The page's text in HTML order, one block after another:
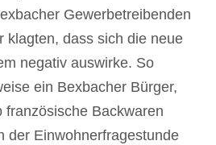
Gewerbetreibenden
klagten, dass sich die neue
negativ auswirke. So
ein Bexbacher Bürger,
französische Backwaren
der Einwohnerfragestunde